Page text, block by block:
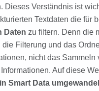
Dieses Verständnis ist
Textdaten die für
Daten zu filtern. Denn die
Filterung und das
nicht das Sammeln
Auf diese
Smart Data